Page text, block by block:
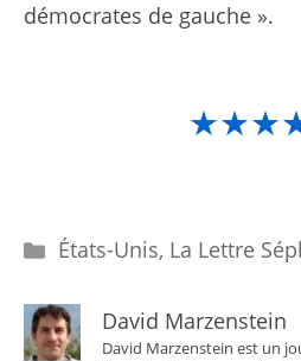
démocrates de gauche ».
Catégories
États-Unis, La Lettre
David Marzenstein
David Marzenstein est un